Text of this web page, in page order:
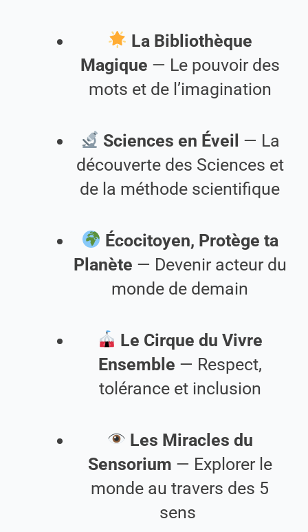
La Bibliothèque
Magique — Le pouvoir des
mots et de l’imagination
Sciences en Éveil — La
découverte des Sciences et
de la méthode scientifique
Écocitoyen, Protège ta
Planète — Devenir acteur du
monde de demain
Le Cirque du Vivre
Ensemble — Respect,
tolérance et inclusion
Les Miracles du
Sensorium — Explorer le
monde au travers des 5
sens